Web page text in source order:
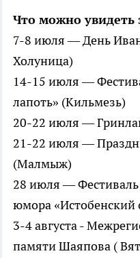
Что можно увидеть
7-8 июля — День
Холуница)
14-15 июля —
лапоть» (Кильмезь)
20-22 июля —
21-22 июля —
(Малмыж)
28 июля — Фестиваль
юмора «Истобенский
3-4 августа -
памяти Шаяпова (